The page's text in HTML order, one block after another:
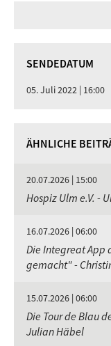
SENDEDATUM
05. Juli 2022 | 16:00
ÄHNLICHE
20.07.2026 | 15:00
Hospiz Ulm e.V. -
16.07.2026 | 06:00
Die Integreat App
gemacht" -
15.07.2026 | 06:00
Die Tour de Blau
Julian Häbel